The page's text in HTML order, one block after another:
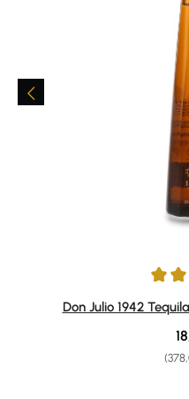
Average rating of 5 out of 5
Don Julio 1942